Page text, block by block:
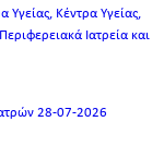
Υγείας, Κέντρα Υγείας,
Ιατρεία και
28-07-2026